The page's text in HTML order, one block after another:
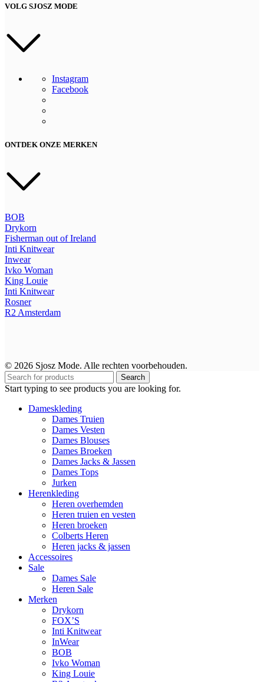
VOLG SJOSZ MODE
Instagram
Facebook
ONTDEK ONZE MERKEN
BOB
Drykorn
Fisherman out of Ireland
Inti Knitwear
Inwear
Ivko Woman
King Louie
Inti Knitwear
Rosner
R2 Amsterdam
© 2026 Sjosz Mode. Alle rechten voorbehouden.
Search
Start typing to see products you are looking for.
Dameskleding
Dames Truien
Dames Vesten
Dames Blouses
Dames Broeken
Dames Jacks & Jassen
Dames Tops
Jurken
Herenkleding
Heren overhemden
Heren truien en vesten
Heren broeken
Colberts Heren
Heren jacks & jassen
Accessoires
Sale
Dames Sale
Heren Sale
Merken
Drykorn
FOX’S
Inti Knitwear
InWear
BOB
Ivko Woman
King Louie